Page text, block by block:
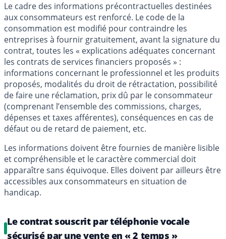
Le cadre des informations précontractuelles destinées
aux consommateurs est renforcé. Le code de la
consommation est modifié pour contraindre les
entreprises à fournir gratuitement, avant la signature du
contrat, toutes les « explications adéquates concernant
les contrats de services financiers proposés » :
informations concernant le professionnel et les produits
proposés, modalités du droit de rétractation, possibilité
de faire une réclamation, prix dû par le consommateur
(comprenant l’ensemble des commissions, charges,
dépenses et taxes afférentes), conséquences en cas de
défaut ou de retard de paiement, etc.
Les informations doivent être fournies de manière lisible
et compréhensible et le caractère commercial doit
apparaître sans équivoque. Elles doivent par ailleurs être
accessibles aux consommateurs en situation de
handicap.
Le contrat souscrit par téléphonie vocale
sécurisé par une vente en « 2 temps »